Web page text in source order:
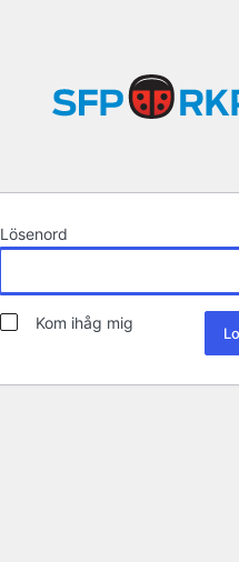
Lösenord
Kom ihåg mig